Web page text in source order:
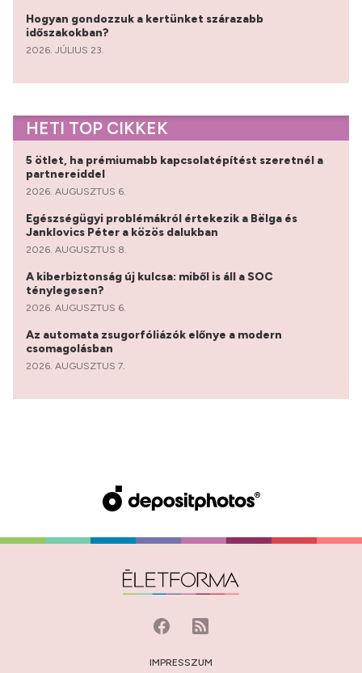
Hogyan gondozzuk a kertünket szárazabb
időszakokban?
2026. JÚLIUS 23.
HETI TOP CIKKEK
5 ötlet, ha prémiumabb kapcsolatépítést szeretnél a
partnereiddel
2026. AUGUSZTUS 6.
Egészségügyi problémákról értekezik a Bëlga és
Janklovics Péter a közös dalukban
2026. AUGUSZTUS 8.
A kiberbiztonság új kulcsa: miből is áll a SOC
ténylegesen?
2026. AUGUSZTUS 6.
Az automata zsugorfóliázók előnye a modern
csomagolásban
2026. AUGUSZTUS 7.
IMPRESSZUM